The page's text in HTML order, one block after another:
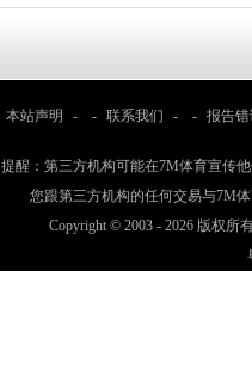
本站声明 - - 联系我们 - - 报告
提醒：第三方机构可能在7M体育宣传
您跟第三方机构的任何交易与7M
Copyright © 2003 - 2026 版权所